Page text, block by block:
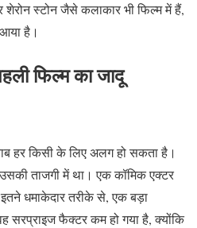
स्टोन जैसे कलाकार भी फिल्म में हैं,
है।
फिल्म का जादू
हर किसी के लिए अलग हो सकता है।
ताजगी में था। एक कॉमिक एक्टर
धमाकेदार तरीके से, एक बड़ा
सरप्राइज फैक्टर कम हो गया है, क्योंकि